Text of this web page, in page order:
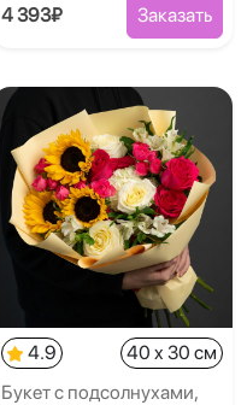
4 393₽ Заказать
4.9
40 x 30 см
Букет с подсолнухами,